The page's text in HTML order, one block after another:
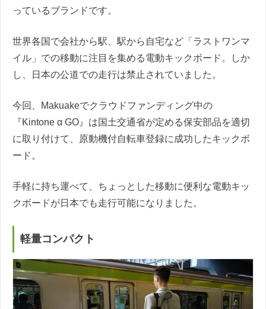
っているブランドです。
世界各国で会社から駅、駅から自宅など「ラストワンマ
イル」での移動に注目を集める電動キックボード。しか
し、日本の公道での走行は禁止されていました。
今回、Makuakeでクラウドファンディング中の
『Kintone α GO』は国土交通省が定める保安部品を適切
に取り付けて、原動機付自転車登録に成功したキックボ
ード。
手軽に持ち運べて、ちょっとした移動に便利な電動キッ
クボードが日本でも走行可能になりました。
軽量コンパクト